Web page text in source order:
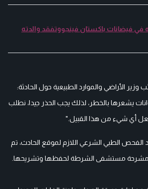
في فيضانات باكستان فينجووتفقد والدته
وزير الأراضي والموارد الطبيعية حول الحادثة:
يشعرها بالخطر، لذلك يجب الحذر جيدا، نطلب
أي شيء من هذا القبيل."
الفحص الطبي الشرعي اللازم لموقع الحادث، تم
مشرحة مستشفى الشرطة لحفظها وتشريحها.